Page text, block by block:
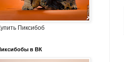
Пиксибоб
в ВК